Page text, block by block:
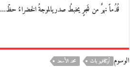
قُدُماً نهرٌ من شَجرٍ يخبطُ صدريالموجةُ الخضراءُ حظّ…
الوسوم أوكتافيو باث محمد الأسعد